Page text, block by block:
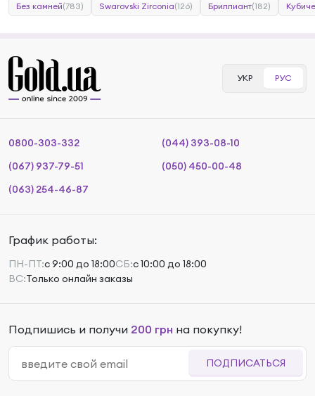
Без камней(783) Swarovski Zirconia(126) Бриллиант(182)
УКР РУС
0800-303-332
(044) 393-08-10
(067) 937-79-51
(050) 450-00-48
(063) 254-46-87
График работы:
ПН-ПТ:с 9:00 до 18:00СБ:с 10:00 до 18:00
ВС:Только онлайн заказы
Подпишись и получи 200 грн на покупку!
ПОДПИСАТЬСЯ